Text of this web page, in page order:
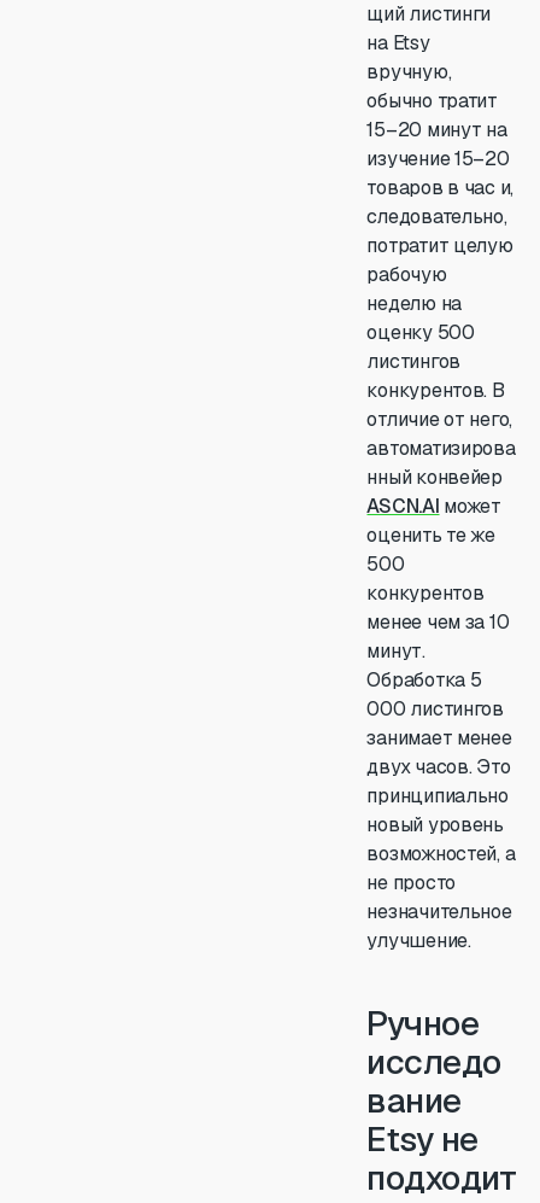
щий листинги
на Etsy
вручную,
обычно тратит
15–20 минут на
изучение 15–20
товаров в час и,
следовательно,
потратит целую
рабочую
неделю на
оценку 500
листингов
конкурентов. В
отличие от него,
автоматизирова
нный конвейер
ASCN.AI может
оценить те же
500
конкурентов
менее чем за 10
минут.
Обработка 5
000 листингов
занимает менее
двух часов. Это
принципиально
новый уровень
возможностей, а
не просто
незначительное
улучшение.
Ручное
исследо
вание
Etsy не
подходит